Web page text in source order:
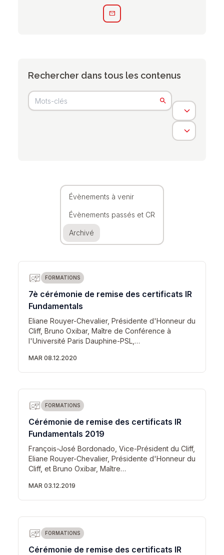
mail
Rechercher dans tous les contenus
Évènements à venir
Évènements passés et CR
Archivé
FORMATIONS
7è cérémonie de remise des certificats IR
Fundamentals
Eliane Rouyer-Chevalier, Présidente d'Honneur du
Cliff, Bruno Oxibar, Maître de Conférence à
l'Université Paris Dauphine-PSL,…
MAR 08.12.2020
FORMATIONS
Cérémonie de remise des certificats IR
Fundamentals 2019
François-José Bordonado, Vice-Président du Cliff,
Eliane Rouyer-Chevalier, Présidente d'Honneur du
Cliff, et Bruno Oxibar, Maître…
MAR 03.12.2019
FORMATIONS
Cérémonie de remise des certificats IR